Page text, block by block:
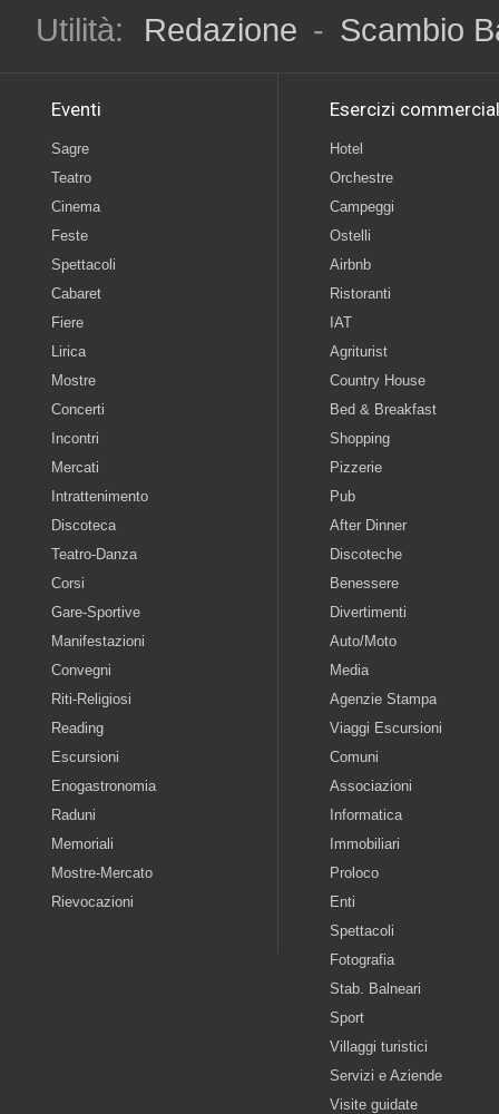
Utilità:
Redazione - Scambio
Eventi
Sagre
Teatro
Cinema
Feste
Spettacoli
Cabaret
Fiere
Lirica
Mostre
Concerti
Incontri
Mercati
Intrattenimento
Discoteca
Teatro-Danza
Corsi
Gare-Sportive
Manifestazioni
Convegni
Riti-Religiosi
Reading
Escursioni
Enogastronomia
Raduni
Memoriali
Mostre-Mercato
Rievocazioni
Esercizi
Hotel
Orchestre
Campeggi
Ostelli
Airbnb
Ristoranti
IAT
Agriturist
Country House
Bed & Breakfast
Shopping
Pizzerie
Pub
After Dinner
Discoteche
Benessere
Divertimenti
Auto/Moto
Media
Agenzie Stampa
Viaggi Escursioni
Comuni
Associazioni
Informatica
Immobiliari
Proloco
Enti
Spettacoli
Fotografia
Stab. Balneari
Sport
Villaggi turistici
Servizi e Aziende
Visite guidate